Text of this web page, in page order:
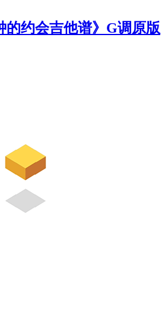
的约会吉他谱》G调原版